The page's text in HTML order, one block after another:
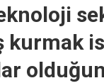
kurmak